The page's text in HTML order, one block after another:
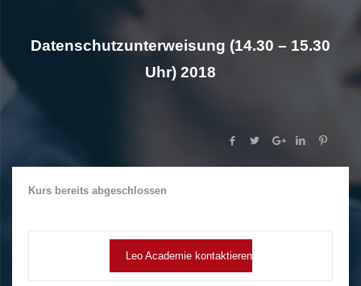
Datenschutzunterweisung (14.30 – 15.30
Uhr) 2018
Kurs bereits abgeschlossen
Leo Academie kontaktieren